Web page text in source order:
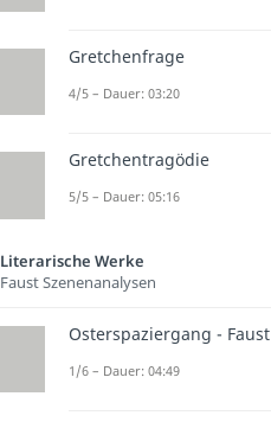
Gretchenfrage
4/5 – Dauer: 03:20
Gretchentragödie
5/5 – Dauer: 05:16
Literarische Werke
Faust Szenenanalysen
Osterspaziergang - Faust
1/6 – Dauer: 04:49